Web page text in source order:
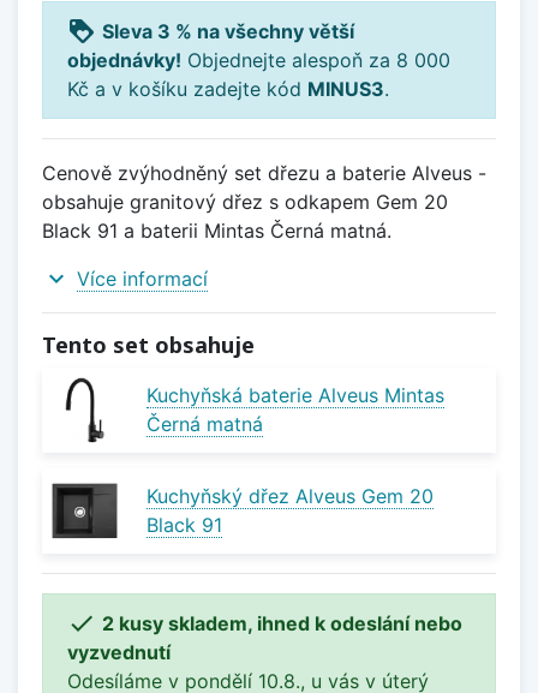
loyalty Sleva 3 % na všechny větší
objednávky! Objednejte alespoň za 8 000
Kč a v košíku zadejte kód MINUS3.
Cenově zvýhodněný set dřezu a baterie Alveus -
obsahuje granitový dřez s odkapem Gem 20
Black 91 a baterii Mintas Černá matná.
expand_more Více informací
Tento set obsahuje
Kuchyňská baterie Alveus Mintas
Černá matná
Kuchyňský dřez Alveus Gem 20
Black 91
 2 kusy skladem, ihned k odeslání nebo
vyzvednutí
Odesíláme v pondělí 10.8., u vás v úterý